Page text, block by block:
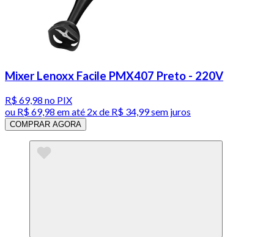
Mixer Lenoxx Facile PMX407 Preto - 220V
R$ 69,98 no PIX
ou R$ 69,98 em até 2x de R$ 34,99 sem juros
COMPRAR AGORA